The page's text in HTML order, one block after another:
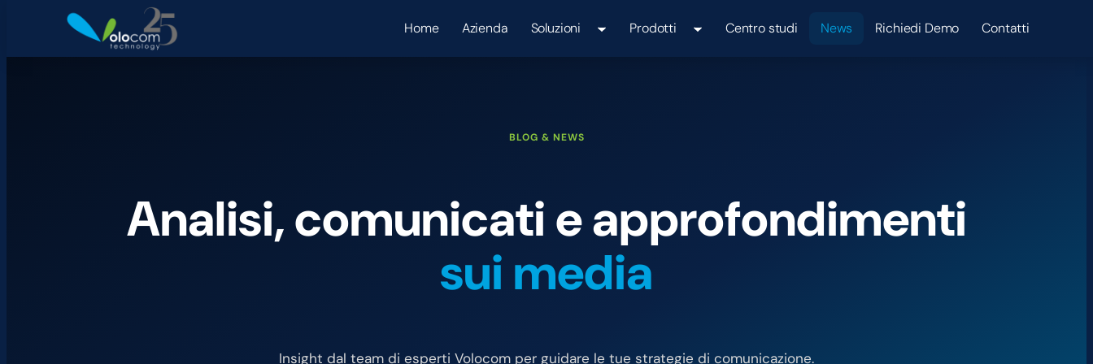
Home Azienda Soluzioni Prodotti Centro studi News Richiedi Demo Contatti
BLOG & NEWS
Analisi, comunicati e approfondimenti
sui media
Insight dal team di esperti Volocom per guidare le tue strategie di comunicazione.